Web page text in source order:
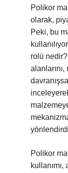
Polikor
olarak,
Peki, bu
rolü
Polikor